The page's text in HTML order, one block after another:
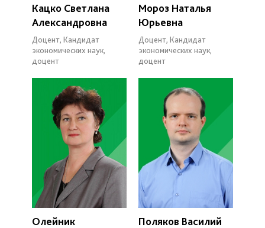
Кацко Светлана
Александровна
Доцент, Кандидат
экономических наук,
доцент
Мороз Наталья
Юрьевна
Доцент, Кандидат
экономических наук,
доцент
Олейник
Поляков Василий